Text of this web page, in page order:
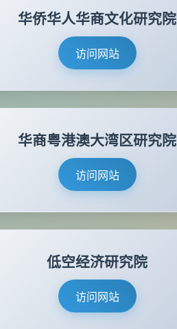
华侨华人华商文化研究院
访问网站
华商粤港澳大湾区研究院
访问网站
低空经济研究院
访问网站